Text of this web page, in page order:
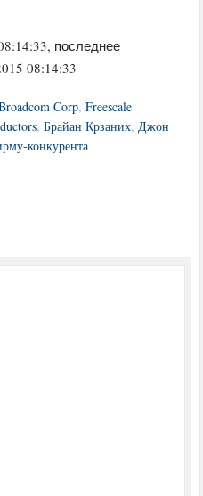
, последнее
08:14:33
Corp,Freescale
,Брайан Крзаних,Джон
конкурента